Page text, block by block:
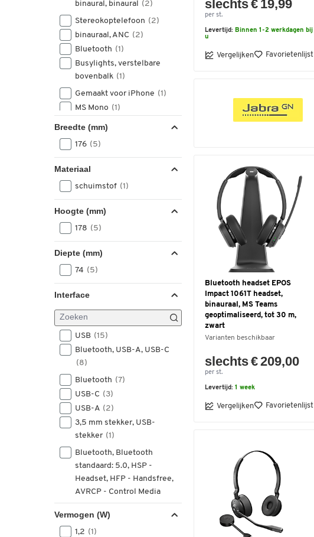
binaural, binaural (2)
Stereokoptelefoon (2)
binauraal, ANC (2)
Bluetooth (1)
Busylights, verstelbare
bovenbalk (1)
Gemaakt voor iPhone (1)
MS Mono (1)
Mono headset
bedraad, mono, mono
USB Mono
USB-duo
monaural
Breedte (mm)
176 (5)
Materiaal
schuimstof (1)
Hoogte (mm)
178 (5)
Diepte (mm)
74 (5)
Interface
USB (15)
Bluetooth, USB-A, USB-C
(8)
Bluetooth (7)
USB-C (3)
USB-A (2)
3,5 mm stekker, USB-
stekker (1)
Bluetooth, Bluetooth
standaard: 5.0, HSP -
Headset, HFP - Handsfree,
AVRCP - Control Media
Playback, A2DP -
Muziekweergave, aptX -
Breedband Stereo Audio
Vermogen (W)
1,2 (1)
slechts € 19,99
per st.
Levertijd: Binnen 1-2 werkdagen bij
u
Vergelijken Favorietenlijst
Bluetooth headset EPOS
Impact 1061T headset,
binauraal, MS Teams
geoptimaliseerd, tot 30 m,
zwart
Varianten beschikbaar
slechts € 209,00
per st.
Levertijd: 1 week
Vergelijken Favorietenlijst